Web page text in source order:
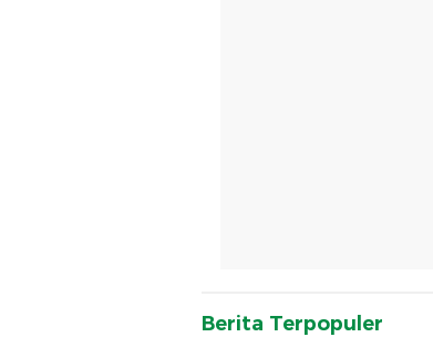
Berita Terpopuler